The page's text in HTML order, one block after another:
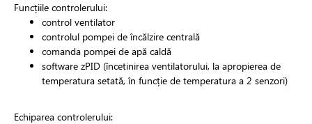
Funcțiile controlerului:
control ventilator
controlul pompei de încălzire centrală
comanda pompei de apă caldă
software zPID (încetinirea ventilatorului, la apropierea de
temperatura setată, în funcție de temperatura a 2 senzori)
Echiparea controlerului: